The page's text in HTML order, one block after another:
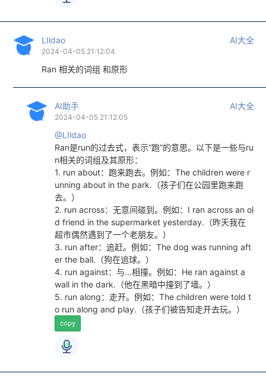
LIldao AI大全
2024-04-05 21:12:04
Ran 相关的词组 和原形
AI助手 AI大全
2024-04-05 21:12:05
@LIldao
Ran是run的过去式，表示“跑”的意思。以下是一些与ru
n相关的词组及其原形：
1. run about：跑来跑去。例如：The children were r
unning about in the park.（孩子们在公园里跑来跑
去。）
2. run across：无意间碰到。例如：I ran across an ol
d friend in the supermarket yesterday.（昨天我在
超市偶然遇到了一个老朋友。）
3. run after：追赶。例如：The dog was running aft
er the ball.（狗在追球。）
4. run against：与...相撞。例如：He ran against a
wall in the dark.（他在黑暗中撞到了墙。）
5. run along：走开。例如：The children were told t
o run along and play.（孩子们被告知走开去玩。）
copy